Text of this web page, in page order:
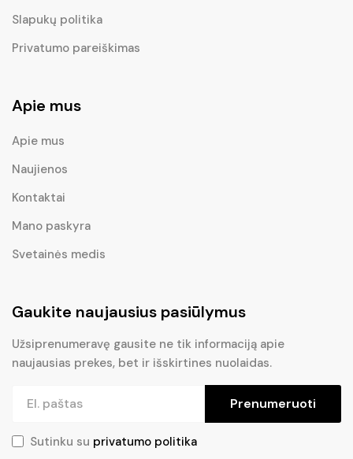
Slapukų politika
Privatumo pareiškimas
Apie mus
Apie mus
Naujienos
Kontaktai
Mano paskyra
Svetainės medis
Gaukite naujausius pasiūlymus
Užsiprenumeravę gausite ne tik informaciją apie
naujausias prekes, bet ir išskirtines nuolaidas.
Prenumeruoti
Sutinku su privatumo politika